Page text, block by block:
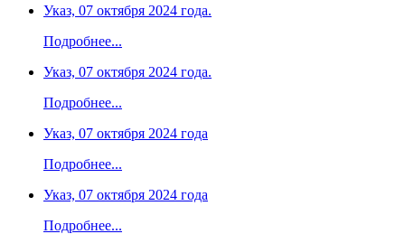
Указ, 07 октября 2024 года.
Подробнее...
Указ, 07 октября 2024 года.
Подробнее...
Указ, 07 октября 2024 года
Подробнее...
Указ, 07 октября 2024 года
Подробнее...